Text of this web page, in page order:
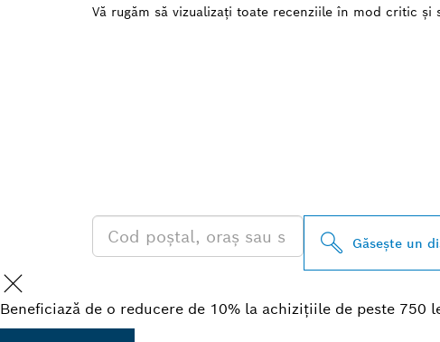
Vă rugăm să vizualizați toate recenziile în mod critic
Găseşte un
Beneficiază de o reducere de 10% la achizițiile de peste 750